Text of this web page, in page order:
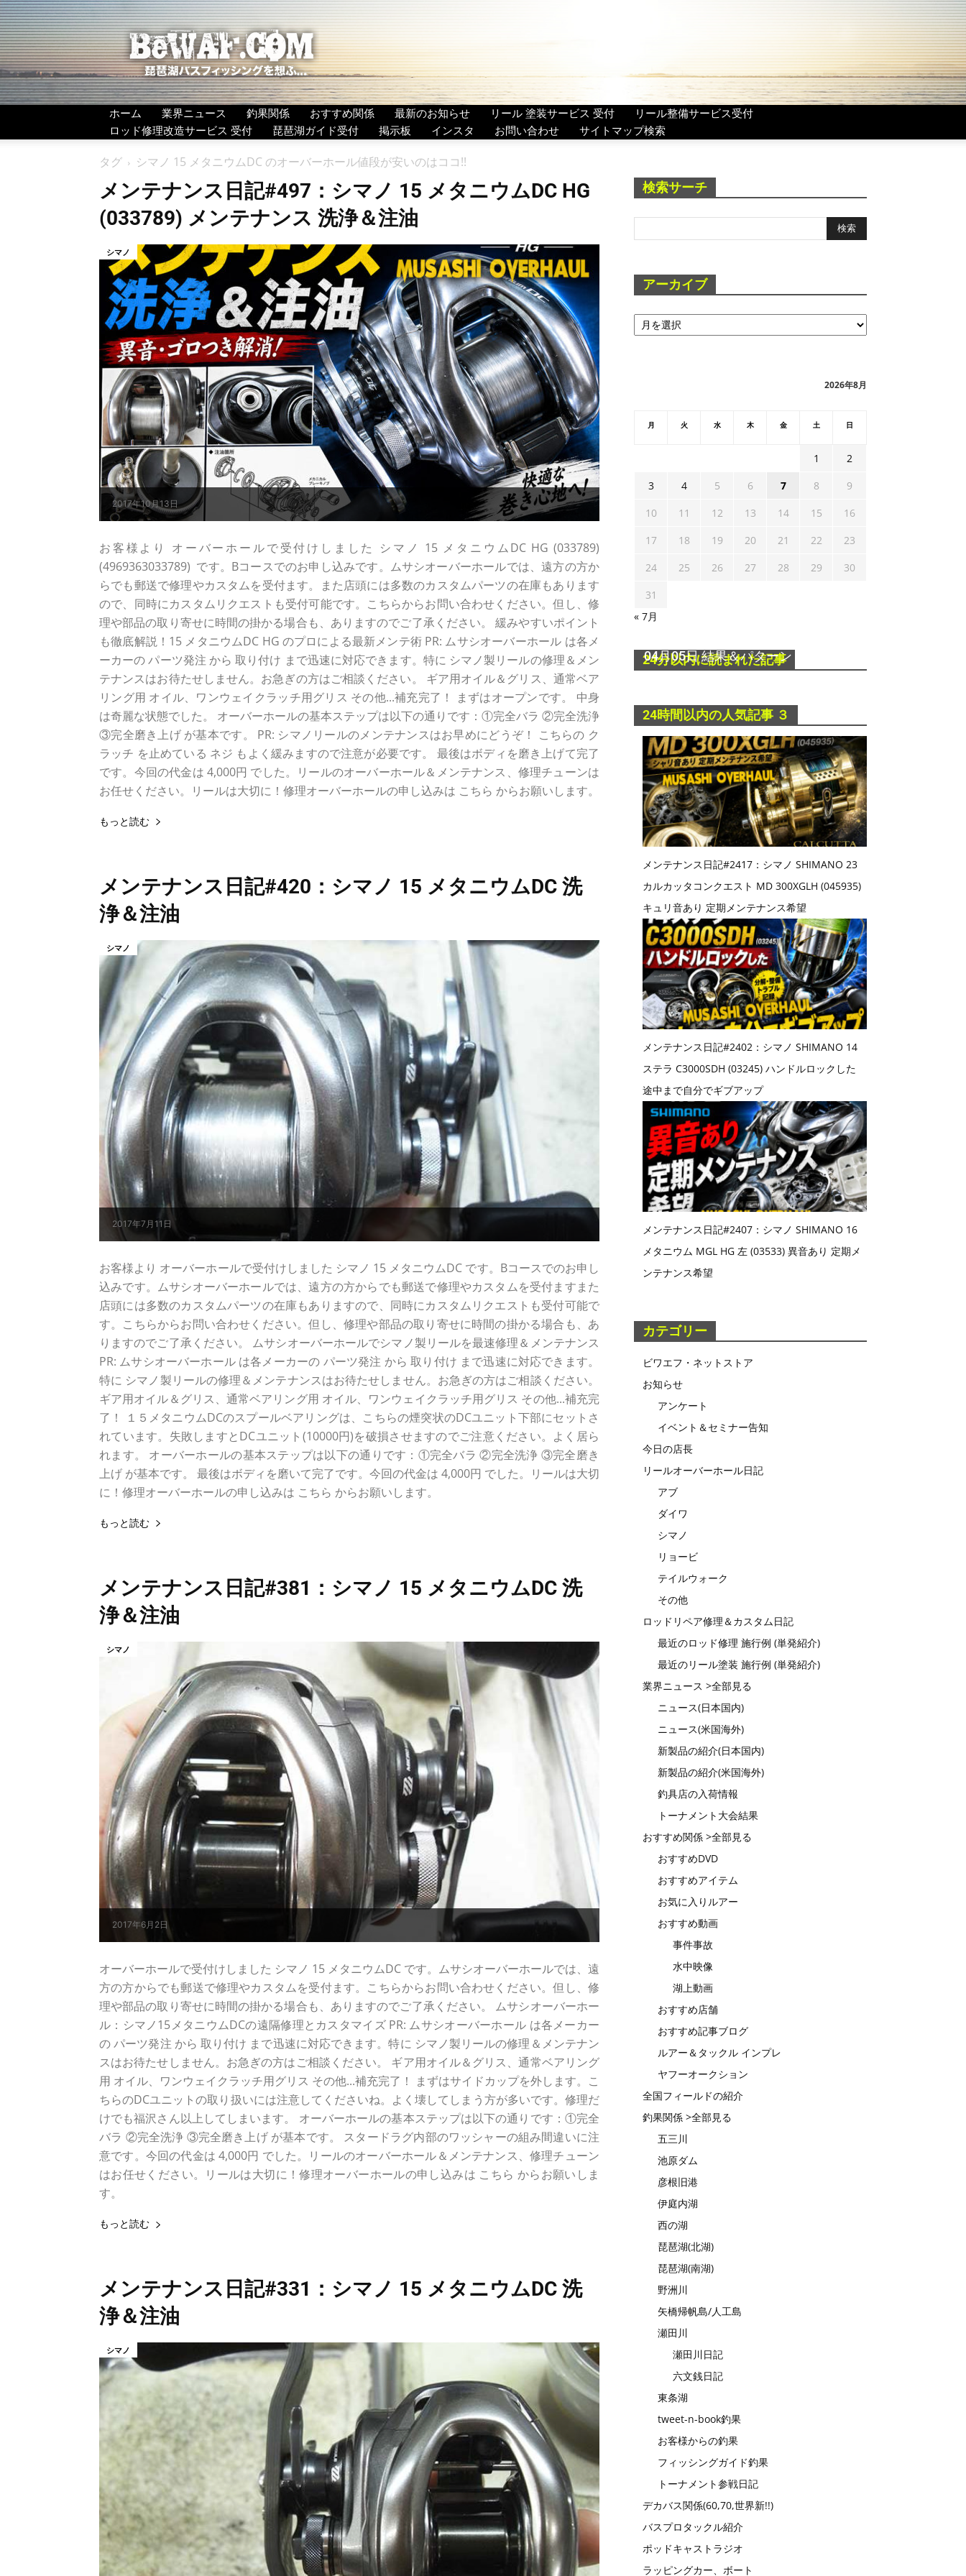
BeWAF
(ビ
ワ
エ
フ）
ホーム 業界ニュース 釣果関係 おすすめ関係 最新のお知らせ リール 塗装サービス 受付
リール整備サービス受付
ロッド修理改造サービス 受付
琵琶湖ガイド受付 掲示板 インスタ お問い合わせ サイトマップ検索
タグ シマノ 15 メタニウムDC のオーバーホール値段が安いのはココ!!
メンテナンス日記#497：シマノ 15 メタニウムDC HG
(033789) メンテナンス 洗浄＆注油
2017年10月13日
シマノ
お客様より オーバーホールで受付けしました シマノ 15 メタニウムDC HG (033789)
(4969363033789) です。Bコースでのお申し込みです。ムサシオーバーホールでは、遠方の方か
らでも郵送で修理やカスタムを受付ます。また店頭には多数のカスタムパーツの在庫もあります
ので、同時にカスタムリクエストも受付可能です。こちらからお問い合わせください。但し、修
理や部品の取り寄せに時間の掛かる場合も、ありますのでご了承ください。 緩みやすいポイント
も徹底解説！15 メタニウムDC HG のプロによる最新メンテ術 PR: ムサシオーバーホール は各メ
ーカーの パーツ発注 から 取り付け まで迅速に対応できます。特に シマノ製リールの修理＆メン
テナンスはお待たせしません。お急ぎの方はご相談ください。 ギア用オイル＆グリス、通常ベア
リング用 オイル、ワンウェイクラッチ用グリス その他...補充完了！ まずはオープンです。 中身
は奇麗な状態でした。 オーバーホールの基本ステップは以下の通りです：①完全バラ ②完全洗浄
③完全磨き上げ が基本です。 PR: シマノリールのメンテナンスはお早めにどうぞ！ こちらの ク
ラッチ を止めている ネジ もよく緩みますので注意が必要です。 最後はボディを磨き上げて完了
です。今回の代金は 4,000円 でした。リールのオーバーホール＆メンテナンス、修理チューンは
お任せください。リールは大切に！修理オーバーホールの申し込みは こちら からお願いします。
もっと読む
メンテナンス日記#420：シマノ 15 メタニウムDC 洗
浄＆注油
2017年7月11日
シマノ
お客様より オーバーホールで受付けしました シマノ 15 メタニウムDC です。Bコースでのお申し
込みです。ムサシオーバーホールでは、遠方の方からでも郵送で修理やカスタムを受付ますまた
店頭には多数のカスタムパーツの在庫もありますので、同時にカスタムリクエストも受付可能で
す。こちらからお問い合わせください。但し、修理や部品の取り寄せに時間の掛かる場合も、あ
りますのでご了承ください。 ムサシオーバーホールでシマノ製リールを最速修理＆メンテナンス
PR: ムサシオーバーホール は各メーカーの パーツ発注 から 取り付け まで迅速に対応できます。
特に シマノ製リールの修理＆メンテナンスはお待たせしません。お急ぎの方はご相談ください。
ギア用オイル＆グリス、通常ベアリング用 オイル、ワンウェイクラッチ用グリス その他...補充完
了！ １５メタニウムDCのスプールベアリングは、こちらの煙突状のDCユニット下部にセットさ
れています。失敗しますとDCユニット(10000円)を破損させますのでご注意ください。よく居ら
れます。 オーバーホールの基本ステップは以下の通りです：①完全バラ ②完全洗浄 ③完全磨き
上げ が基本です。 最後はボディを磨いて完了です。今回の代金は 4,000円 でした。リールは大切
に！修理オーバーホールの申し込みは こちら からお願いします。
もっと読む
メンテナンス日記#381：シマノ 15 メタニウムDC 洗
浄＆注油
2017年6月2日
シマノ
オーバーホールで受付けしました シマノ 15 メタニウムDC です。ムサシオーバーホールでは、遠
方の方からでも郵送で修理やカスタムを受付ます。こちらからお問い合わせください。但し、修
理や部品の取り寄せに時間の掛かる場合も、ありますのでご了承ください。 ムサシオーバーホー
ル：シマノ15メタニウムDCの遠隔修理とカスタマイズ PR: ムサシオーバーホール は各メーカー
の パーツ発注 から 取り付け まで迅速に対応できます。特に シマノ製リールの修理＆メンテナン
スはお待たせしません。お急ぎの方はご相談ください。 ギア用オイル＆グリス、通常ベアリング
用 オイル、ワンウェイクラッチ用グリス その他...補充完了！ まずはサイドカップを外します。こ
ちらのDCユニットの取り扱いには注意してくださいね。よく壊してしまう方が多いです。修理だ
けでも福沢さん以上してしまいます。 オーバーホールの基本ステップは以下の通りです：①完全
バラ ②完全洗浄 ③完全磨き上げ が基本です。 スタードラグ内部のワッシャーの組み間違いに注
意です。今回の代金は 4,000円 でした。リールのオーバーホール＆メンテナンス、修理チューン
はお任せください。リールは大切に！修理オーバーホールの申し込みは こちら からお願いしま
す。
もっと読む
メンテナンス日記#331：シマノ 15 メタニウムDC 洗
浄＆注油
シマノ
検索サーチ
アーカイブ
ア
ー
2026年8月
月 火 水 木 金 土 日
1
2
3
4 5 6 7 8
9
10
11 12 13 14 15
16
17
18 19 20 21 22
23
24
25 26 27 28 29
30
31
« 7月
24分以内に読まれた記事
04月05日 結果＆パターン
2015年4月6日
24時間以内の人気記事 ３
メンテナンス日記#2417：シマノ SHIMANO 23
カルカッタコンクエスト MD 300XGLH (045935)
キュリ音あり 定期メンテナンス希望
メンテナンス日記#2402：シマノ SHIMANO 14
ステラ C3000SDH (03245) ハンドルロックした
途中まで自分でギブアップ
メンテナンス日記#2407：シマノ SHIMANO 16
メタニウム MGL HG 左 (03533) 異音あり 定期メ
ンテナンス希望
カテゴリー
ビワエフ・ネットストア
お知らせ
アンケート
イベント＆セミナー告知
今日の店長
リールオーバーホール日記
アブ
ダイワ
シマノ
リョービ
テイルウォーク
その他
ロッドリペア修理＆カスタム日記
最近のロッド修理 施行例 (単発紹介)
最近のリール塗装 施行例 (単発紹介)
業界ニュース >全部見る
ニュース(日本国内)
ニュース(米国海外)
新製品の紹介(日本国内)
新製品の紹介(米国海外)
釣具店の入荷情報
トーナメント大会結果
おすすめ関係 >全部見る
おすすめDVD
おすすめアイテム
お気に入りルアー
おすすめ動画
事件事故
水中映像
湖上動画
おすすめ店舗
おすすめ記事ブログ
ルアー＆タックル インプレ
ヤフーオークション
全国フィールドの紹介
釣果関係 >全部見る
五三川
池原ダム
彦根旧港
伊庭内湖
西の湖
琵琶湖(北湖)
琵琶湖(南湖)
野洲川
矢橋帰帆島/人工島
瀬田川
瀬田川日記
六文銭日記
東条湖
tweet-n-book釣果
お客様からの釣果
フィッシングガイド釣果
トーナメント参戦日記
デカバス関係(60,70,世界新!!)
バスプロタックル紹介
ポッドキャストラジオ
ラッピングカー、ボート